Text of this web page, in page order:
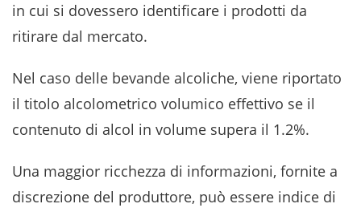
in cui si dovessero identificare i prodotti da
ritirare dal mercato.
Nel caso delle bevande alcoliche, viene riportato
il titolo alcolometrico volumico effettivo se il
contenuto di alcol in volume supera il 1.2%.
Una maggior ricchezza di informazioni, fornite a
discrezione del produttore, può essere indice di